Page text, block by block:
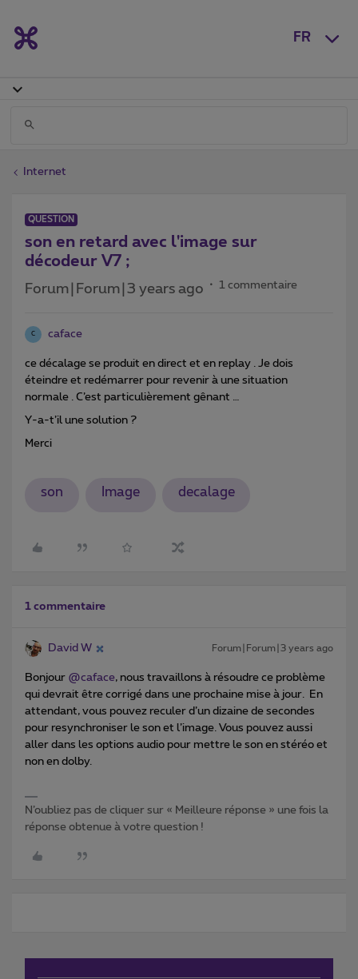
FR
Internet
QUESTION
son en retard avec l'image sur
décodeur V7 ;
Forum|Forum|3 years ago 1 commentaire
C caface
ce décalage se produit en direct et en replay . Je dois
éteindre et redémarrer pour revenir à une situation
normale . C’est particulièrement gênant …
Y-a-t’il une solution ?
Merci
son Image decalage
1 commentaire
David W Forum|Forum|3 years ago
Bonjour @caface, nous travaillons à résoudre ce problème
qui devrait être corrigé dans une prochaine mise à jour. En
attendant, vous pouvez reculer d’un dizaine de secondes
pour resynchroniser le son et l’image. Vous pouvez aussi
aller dans les options audio pour mettre le son en stéréo et
non en dolby.
N’oubliez pas de cliquer sur « Meilleure réponse » une fois la
réponse obtenue à votre question !